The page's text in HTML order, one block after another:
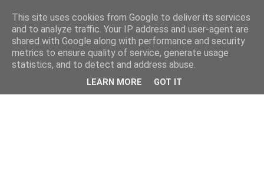
This site uses cookies from Google to deliver its services
and to analyze traffic. Your IP address and user-agent are
shared with Google along with performance and security
metrics to ensure quality of service, generate usage
statistics, and to detect and address abuse.
LEARN MORE GOT IT